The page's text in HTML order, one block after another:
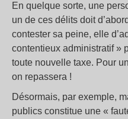
En quelque sorte, une
un de ces délits doit
contester sa peine, elle
contentieux administratif »
toute nouvelle taxe. Pour
on repassera !
Désormais, par exemple,
publics constitue une «